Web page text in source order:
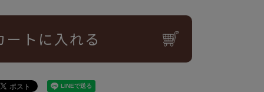
ートに入れる